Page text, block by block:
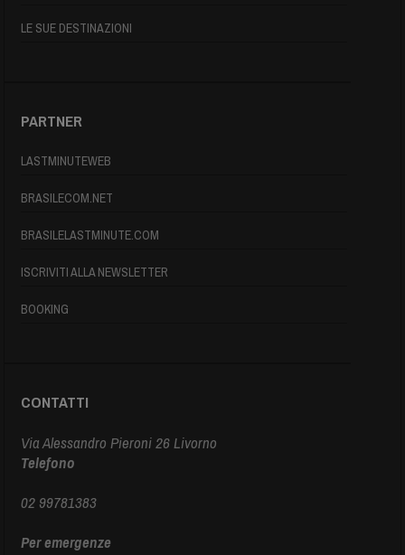
LE SUE DESTINAZIONI
PARTNER
LASTMINUTEWEB
BRASILECOM.NET
BRASILELASTMINUTE.COM
ISCRIVITI ALLA NEWSLETTER
BOOKING
CONTATTI
Via Alessandro Pieroni 26 Livorno
Telefono
02 99781383
Per emergenze